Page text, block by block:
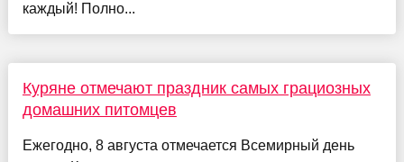
каждый! Полно...
Куряне отмечают праздник самых грациозных
домашних питомцев
Ежегодно, 8 августа отмечается Всемирный день